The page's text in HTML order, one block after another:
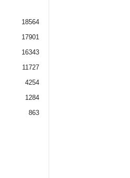
18564
17901
16343
11727
4254
1284
863